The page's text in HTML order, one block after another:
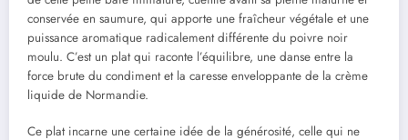
conservée en saumure, qui apporte une fraîcheur végétale et une
puissance aromatique radicalement différente du poivre noir
moulu. C’est un plat qui raconte l’équilibre, une danse entre la
force brute du condiment et la caresse enveloppante de la crème
liquide de Normandie.
Ce plat incarne une certaine idée de la générosité, celle qui ne